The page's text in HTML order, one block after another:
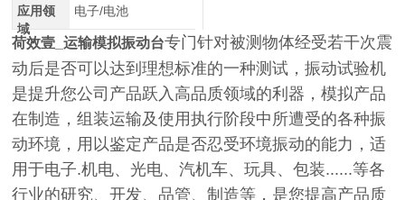
应用领
域
电子/电池
荷效壹_运输模拟振动台专门针对被测物体经受若干次震
动后是否可以达到理想标准的一种测试，振动试验机
是提升您公司产品跃入高品质领域的利器，模拟产品
在制造，组装运输及使用执行阶段中所遭受的各种振
动环境，用以鉴定产品是否忍受环境振动的能力，适
用于电子.机电、光电、汽机车、玩具、包装......等各
行业的研究、开发、品管、制造等，是您提高产品质